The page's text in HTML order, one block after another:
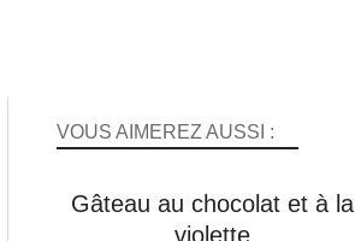
VOUS AIMEREZ AUSSI :
Gâteau au chocolat et à la
violette